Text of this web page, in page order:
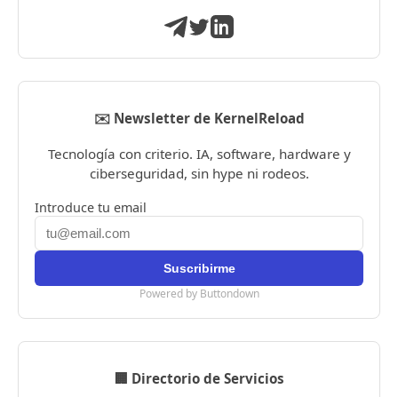
✉️ Newsletter de KernelReload
Tecnología con criterio. IA, software, hardware y
ciberseguridad, sin hype ni rodeos.
Introduce tu email
Powered by Buttondown
🏢 Directorio de Servicios